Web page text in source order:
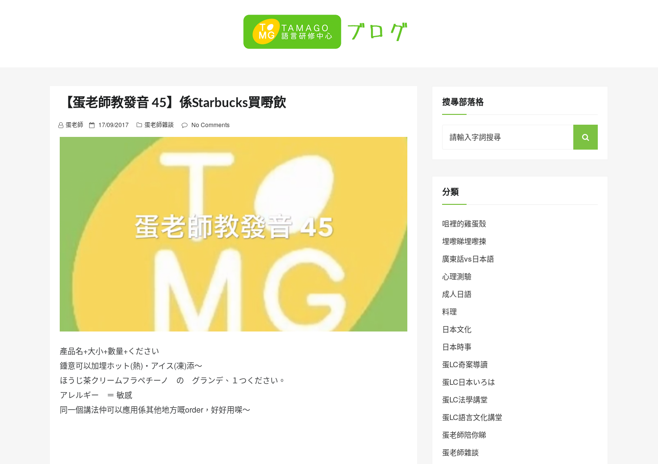
【蛋老師教發音 45】係Starbucks買嘢飲
蛋老師
P 17/09/2017 蛋老師雜談 No Comments
產品名+大小+數量+ください
鍾意可以加埋ホット(熱)・アイス(凍)添～
ほうじ茶クリームフラペチーノ の グランデ、１つください。
アレルギー ＝ 敏感
同一個講法仲可以應用係其他地方嘅order，好好用㗎～
搜㝷部落格
for:
分類
咀裡的雞蛋殼
埋嚟睇埋嚟揀
廣東話vs日本語
心理測驗
成人日語
料理
日本文化
日本時事
蛋LC奇案導讀
蛋LC日本いろは
蛋LC法學講堂
蛋LC語言文化講堂
蛋老師陪你睇
蛋老師雜談